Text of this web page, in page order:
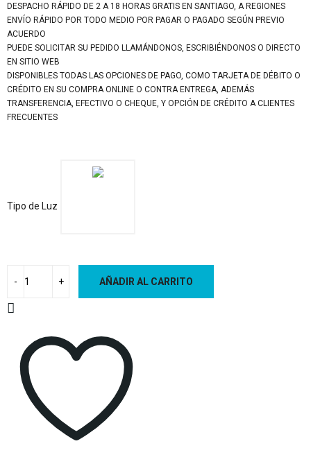
DESPACHO RÁPIDO DE 2 A 18 HORAS GRATIS EN SANTIAGO, A REGIONES
ENVÍO RÁPIDO POR TODO MEDIO POR PAGAR O PAGADO SEGÚN PREVIO
ACUERDO
PUEDE SOLICITAR SU PEDIDO LLAMÁNDONOS, ESCRIBIÉNDONOS O DIRECTO
EN SITIO WEB
DISPONIBLES TODAS LAS OPCIONES DE PAGO, COMO TARJETA DE DÉBITO O
CRÉDITO EN SU COMPRA ONLINE O CONTRA ENTREGA, ADEMÁS
TRANSFERENCIA, EFECTIVO O CHEQUE, Y OPCIÓN DE CRÉDITO A CLIENTES
FRECUENTES
Tipo de Luz
AÑADIR AL CARRITO